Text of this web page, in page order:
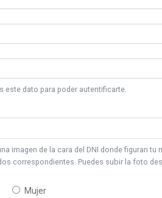
este dato para poder autentificarte.
imagen de la cara del DNI donde figuran
correspondientes. Puedes subir la foto
Mujer